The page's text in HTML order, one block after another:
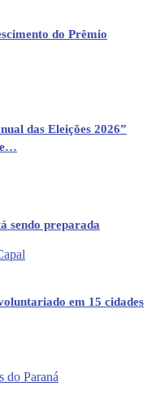
do Prêmio
das Eleições 2026”
e…
sendo preparada
em 15 cidades
do Paraná